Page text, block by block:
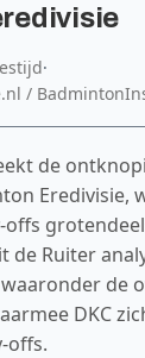
·
/
de
Eredivisie,
de Ruiter
de
DKC
offs.